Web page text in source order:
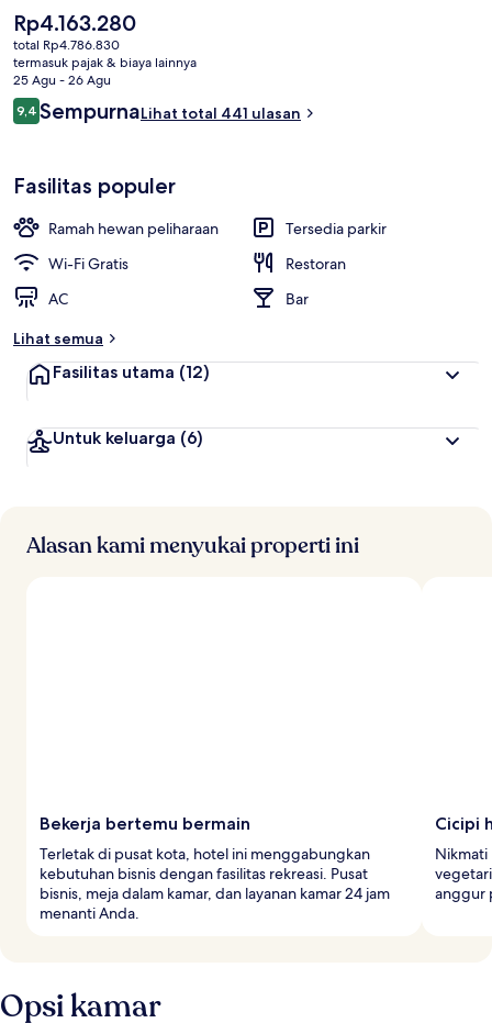
para traveler.
Harga
saat
ini
Rp4.163.280
Rp4.163.280
total Rp4.786.830
termasuk pajak & biaya lainnya
25 Agu - 26 Agu
Ulasan
9,49,4 dari 10
SempurnaLihat total 441 ulasan
Fasilitas populer
Ramah hewan peliharaan
Tersedia parkir
Wi-Fi Gratis
Restoran
AC
Bar
Lihat semua
Fasilitas utama (12)
Untuk keluarga (6)
Alasan kami menyukai properti ini
Bekerja bertemu bermain
Terletak di pusat kota, hotel ini menggabungkan
kebutuhan bisnis dengan fasilitas rekreasi. Pusat
bisnis, meja dalam kamar, dan layanan kamar 24 jam
menanti Anda.
Cicipi
Nikmati
anggur
Opsi kamar